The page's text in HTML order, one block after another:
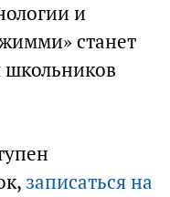
и
станет
записаться на